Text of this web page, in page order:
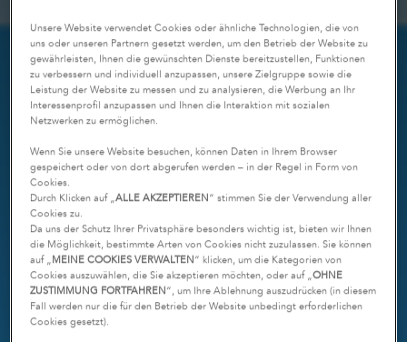
Unsere Website verwendet Cookies oder ähnliche Technologien, die von
uns oder unseren Partnern gesetzt werden, um den Betrieb der Website zu
gewährleisten, Ihnen die gewünschten Dienste bereitzustellen, Funktionen
zu verbessern und individuell anzupassen, unsere Zielgruppe sowie die
Leistung der Website zu messen und zu analysieren, die Werbung an Ihr
Interessenprofil anzupassen und Ihnen die Interaktion mit sozialen
Netzwerken zu ermöglichen.
Wenn Sie unsere Website besuchen, können Daten in Ihrem Browser
gespeichert oder von dort abgerufen werden – in der Regel in Form von
Cookies.
Durch Klicken auf „ALLE AKZEPTIEREN“ stimmen Sie der Verwendung aller
Cookies zu.
Da uns der Schutz Ihrer Privatsphäre besonders wichtig ist, bieten wir Ihnen
die Möglichkeit, bestimmte Arten von Cookies nicht zuzulassen. Sie können
auf „MEINE COOKIES VERWALTEN“ klicken, um die Kategorien von
Cookies auszuwählen, die Sie akzeptieren möchten, oder auf „OHNE
ZUSTIMMUNG FORTFAHREN“, um Ihre Ablehnung auszudrücken (in diesem
Fall werden nur die für den Betrieb der Website unbedingt erforderlichen
Cookies gesetzt).